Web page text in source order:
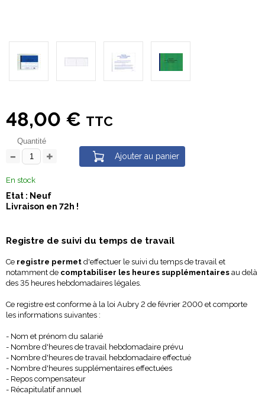
48,00 € TTC
Quantité
Ajouter au panier
En stock
Etat : Neuf
Livraison en 72h !
Registre de suivi du temps de travail
Ce registre permet d'effectuer le suivi du temps de travail et
notamment de comptabiliser les heures supplémentaires au delà
des 35 heures hebdomadaires légales.
Ce registre est conforme à la loi Aubry 2 de février 2000 et comporte
les informations suivantes :
- Nom et prénom du salarié
- Nombre d'heures de travail hebdomadaire prévu
- Nombre d'heures de travail hebdomadaire effectué
- Nombre d'heures supplémentaires effectuées
- Repos compensateur
- Récapitulatif annuel